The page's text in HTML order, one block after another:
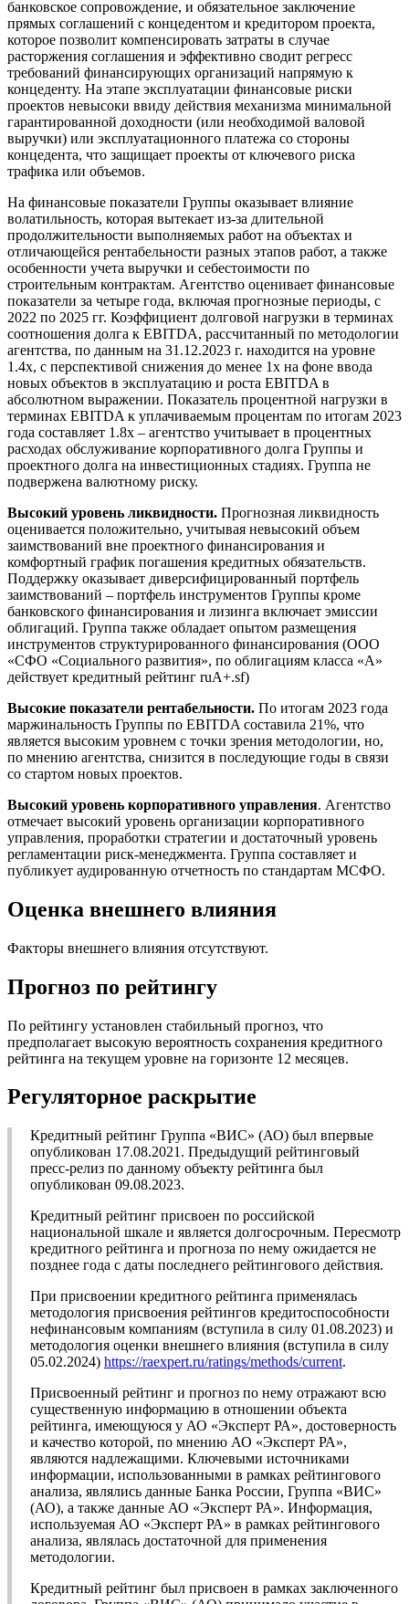
банковское сопровождение, и обязательное заключение
прямых соглашений с концедентом и кредитором проекта,
которое позволит компенсировать затраты в случае
расторжения соглашения и эффективно сводит регресс
требований финансирующих организаций напрямую к
концеденту. На этапе эксплуатации финансовые риски
проектов невысоки ввиду действия механизма минимальной
гарантированной доходности (или необходимой валовой
выручки) или эксплуатационного платежа со стороны
концедента, что защищает проекты от ключевого риска
трафика или объемов.
На финансовые показатели Группы оказывает влияние
волатильность, которая вытекает из-за длительной
продолжительности выполняемых работ на объектах и
отличающейся рентабельности разных этапов работ, а также
особенности учета выручки и себестоимости по
строительным контрактам. Агентство оценивает финансовые
показатели за четыре года, включая прогнозные периоды, с
2022 по 2025 гг. Коэффициент долговой нагрузки в терминах
соотношения долга к EBITDA, рассчитанный по методологии
агентства, по данным на 31.12.2023 г. находится на уровне
1.4х, с перспективой снижения до менее 1х на фоне ввода
новых объектов в эксплуатацию и роста EBITDA в
абсолютном выражении. Показатель процентной нагрузки в
терминах EBITDA к уплачиваемым процентам по итогам 2023
года составляет 1.8х – агентство учитывает в процентных
расходах обслуживание корпоративного долга Группы и
проектного долга на инвестиционных стадиях. Группа не
подвержена валютному риску.
Высокий уровень ликвидности. Прогнозная ликвидность
оценивается положительно, учитывая невысокий объем
заимствований вне проектного финансирования и
комфортный график погашения кредитных обязательств.
Поддержку оказывает диверсифицированный портфель
заимствований – портфель инструментов Группы кроме
банковского финансирования и лизинга включает эмиссии
облигаций. Группа также обладает опытом размещения
инструментов структурированного финансирования (ООО
«СФО «Социального развития», по облигациям класса «А»
действует кредитный рейтинг ruА+.sf)
Высокие показатели рентабельности. По итогам 2023 года
маржинальность Группы по EBITDA составила 21%, что
является высоким уровнем с точки зрения методологии, но,
по мнению агентства, снизится в последующие годы в связи
со стартом новых проектов.
Высокий уровень корпоративного управления. Агентство
отмечает высокий уровень организации корпоративного
управления, проработки стратегии и достаточный уровень
регламентации риск-менеджмента. Группа составляет и
публикует аудированную отчетность по стандартам МСФО.
Оценка внешнего влияния
Факторы внешнего влияния отсутствуют.
Прогноз по рейтингу
По рейтингу установлен стабильный прогноз, что
предполагает высокую вероятность сохранения кредитного
рейтинга на текущем уровне на горизонте 12 месяцев.
Регуляторное раскрытие
Кредитный рейтинг Группа «ВИС» (АО) был впервые
опубликован 17.08.2021. Предыдущий рейтинговый
пресс-релиз по данному объекту рейтинга был
опубликован 09.08.2023.
Кредитный рейтинг присвоен по российской
национальной шкале и является долгосрочным. Пересмотр
кредитного рейтинга и прогноза по нему ожидается не
позднее года с даты последнего рейтингового действия.
При присвоении кредитного рейтинга применялась
методология присвоения рейтингов кредитоспособности
нефинансовым компаниям (вступила в силу 01.08.2023) и
методология оценки внешнего влияния (вступила в силу
05.02.2024) https://raexpert.ru/ratings/methods/current.
Присвоенный рейтинг и прогноз по нему отражают всю
существенную информацию в отношении объекта
рейтинга, имеющуюся у АО «Эксперт РА», достоверность
и качество которой, по мнению АО «Эксперт РА»,
являются надлежащими. Ключевыми источниками
информации, использованными в рамках рейтингового
анализа, являлись данные Банка России, Группа «ВИС»
(АО), а также данные АО «Эксперт РА». Информация,
используемая АО «Эксперт РА» в рамках рейтингового
анализа, являлась достаточной для применения
методологии.
Кредитный рейтинг был присвоен в рамках заключенного